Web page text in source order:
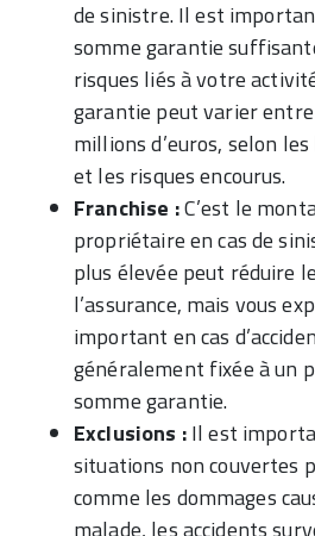
de sinistre. Il est
somme garantie
risques liés à votre
garantie peut varier
millions d’euros, selon
et les risques encourus.
Franchise :C’est le
propriétaire en cas de
plus élevée peut réduire
l’assurance, mais vous
important en cas
généralement fixée à un
somme garantie.
Exclusions :Il est
situations non couvertes
comme les dommages
malade, les accidents